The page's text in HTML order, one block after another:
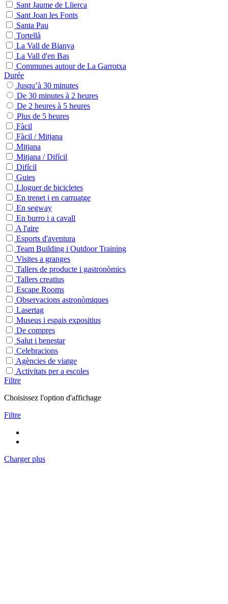
Sant Jaume de Llierca
Sant Joan les Fonts
Santa Pau
Tortellà
La Vall de Bianya
La Vall d'en Bas
Communes autour de La Garrotxa
Durée
Jusqu’à 30 minutes
De 30 minutes à 2 heures
De 2 heures à 5 heures
Plus de 5 heures
Fàcil
Fàcil / Mitjana
Mitjana
Mitjana / Difícil
Difícil
Guies
Lloguer de bicicletes
En trenet i en carruatge
En segway
En burro i a cavall
A l'aire
Esports d'aventura
Team Building i Outdoor Training
Visites a granges
Tallers de producte i gastronòmics
Tallers creatius
Escape Rooms
Observacions astronòmiques
Lasertag
Museus i espais expositius
De compres
Salut i benestar
Celebracions
Agències de viatge
Activitats per a escoles
Filtre
Choisissez l'option d'affichage
Filtre
Charger plus